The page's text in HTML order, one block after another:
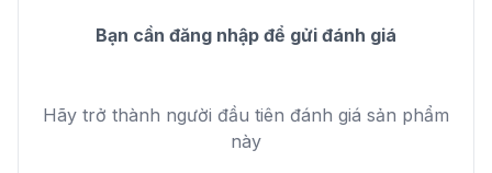
Bạn cần đăng nhập để gửi đánh giá
Hãy trở thành người đầu tiên đánh giá sản phẩm
này